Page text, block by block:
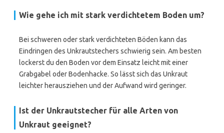
Wie gehe ich mit stark verdichtetem Boden um?
Bei schweren oder stark verdichteten Böden kann das
Eindringen des Unkrautstechers schwierig sein. Am besten
lockerst du den Boden vor dem Einsatz leicht mit einer
Grabgabel oder Bodenhacke. So lässt sich das Unkraut
leichter herausziehen und der Aufwand wird geringer.
Ist der Unkrautstecher für alle Arten von
Unkraut geeignet?